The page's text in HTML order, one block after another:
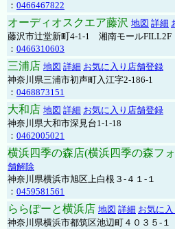
： 0466467822
オーディオスクエア藤沢 地図 詳細
藤沢市辻堂新町4-1-1 湘南モールFILL2F
： 0466310603
三浦店 地図 詳細 お気に入り店舗登録
神奈川県三浦市初声町入江字2-186-1
： 0468873151
大和店 地図 詳細 お気に入り店舗登録
神奈川県大和市深見台1-1-18
： 0462005021
横浜四季の森店(横浜四季の森フ
舗解除
神奈川県横浜市旭区上白根３-４１-１
： 0459581561
ららぽーと横浜店 地図 詳細 お気に
神奈川県横浜市都筑区池辺町４０３５-１